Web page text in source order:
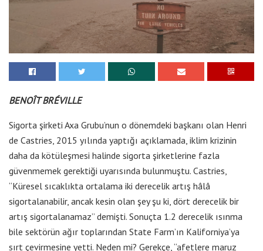
BENOÎT BRÉVILLE
Sigorta şirketi Axa Grubu’nun o dönemdeki başkanı olan Henri
de Castries, 2015 yılında yaptığı açıklamada, iklim krizinin
daha da kötüleşmesi halinde sigorta şirketlerine fazla
güvenmemek gerektiği uyarısında bulunmuştu. Castries,
“Küresel sıcaklıkta ortalama iki derecelik artış hâlâ
sigortalanabilir, ancak kesin olan şey şu ki, dört derecelik bir
artış sigortalanamaz” demişti. Sonuçta 1.2 derecelik ısınma
bile sektörün ağır toplarından State Farm’ın Kaliforniya’ya
sırt çevirmesine yetti. Neden mi? Gerekçe, “afetlere maruz